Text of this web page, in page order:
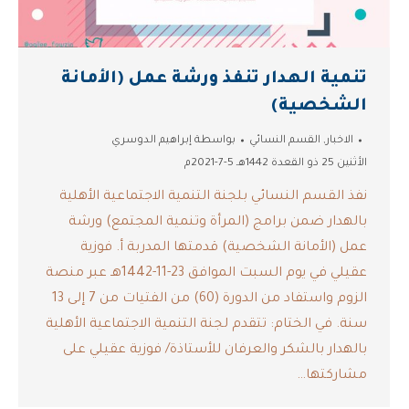
تنمية الهدار تنفذ ورشة عمل (الأمانة
الشخصية)
الاخبار , القسم النسائي بواسطة إبراهيم الدوسري
الأثنين 25 ذو القعدة 1442هـ 5-7-2021م
نفذ القسم النسائي بلجنة التنمية الاجتماعية الأهلية
بالهدار ضمن برامج (المرأة وتنمية المجتمع) ورشة
عمل (الأمانة الشخصية) قدمتها المدربة أ. فوزية
عقيلي في يوم السبت الموافق 23-11-1442هـ عبر منصة
الزوم واستفاد من الدورة (60) من الفتيات من 7 إلى 13
سنة. في الختام: تتقدم لجنة التنمية الاجتماعية الأهلية
بالهدار بالشكر والعرفان للأستاذة/ فوزية عقيلي على
مشاركتها…